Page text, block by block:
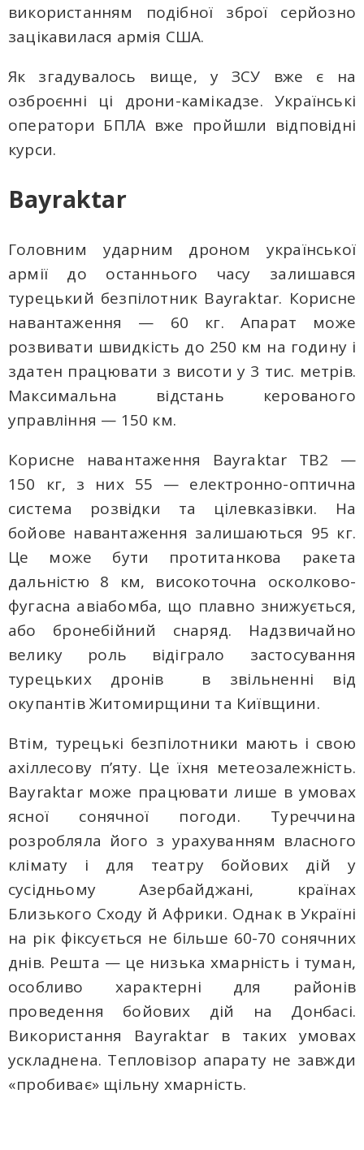
використанням подібної зброї серйозно
зацікавилася армія США.
Як згадувалось вище, у ЗСУ вже є на
озброєнні ці дрони-камікадзе. Українські
оператори БПЛА вже пройшли відповідні
курси.
Bayraktar
Головним ударним дроном української
армії до останнього часу залишався
турецький безпілотник Bayraktar. Корисне
навантаження — 60 кг. Апарат може
розвивати швидкість до 250 км на годину і
здатен працювати з висоти у 3 тис. метрів.
Максимальна відстань керованого
управління — 150 км.
Корисне навантаження Bayraktar ТВ2 —
150 кг, з них 55 — електронно-оптична
система розвідки та цілевказівки. На
бойове навантаження залишаються 95 кг.
Це може бути протитанкова ракета
дальністю 8 км, високоточна осколково-
фугасна авіабомба, що плавно знижується,
або бронебійний снаряд. Надзвичайно
велику роль відіграло застосування
турецьких дронів в звільненні від
окупантів Житомирщини та Київщини.
Втім, турецькі безпілотники мають і свою
ахіллесову п’яту. Це їхня метеозалежність.
Bayraktar може працювати лише в умовах
ясної сонячної погоди. Туреччина
розробляла його з урахуванням власного
клімату і для театру бойових дій у
сусідньому Азербайджані, країнах
Близького Сходу й Африки. Однак в Україні
на рік фіксується не більше 60-70 сонячних
днів. Решта — це низька хмарність і туман,
особливо характерні для районів
проведення бойових дій на Донбасі.
Використання Bayraktar в таких умовах
ускладнена. Тепловізор апарату не завжди
«пробиває» щільну хмарність.